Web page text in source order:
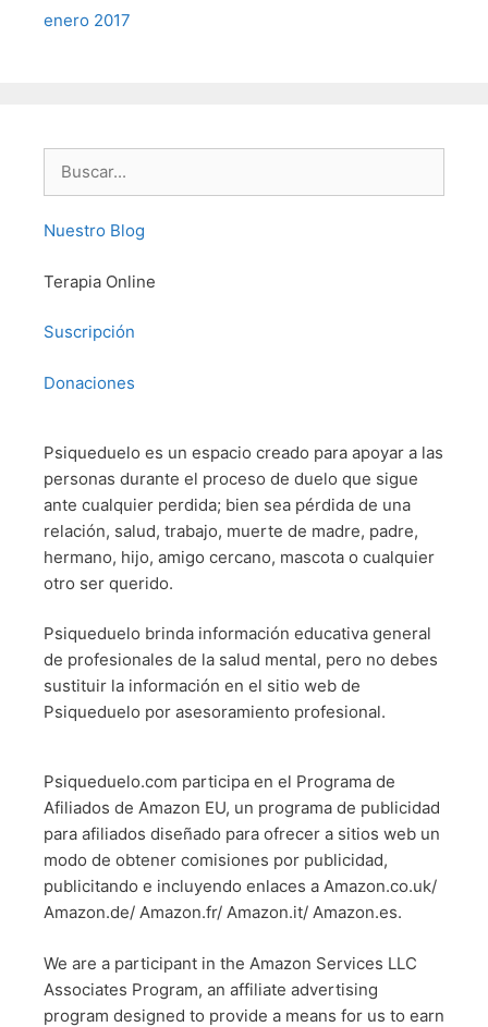
enero 2017
Nuestro Blog
Terapia Online
Suscripción
Donaciones
Psiqueduelo es un espacio creado para apoyar a las
personas durante el proceso de duelo que sigue
ante cualquier perdida; bien sea pérdida de una
relación, salud, trabajo, muerte de madre, padre,
hermano, hijo, amigo cercano, mascota o cualquier
otro ser querido.
Psiqueduelo brinda información educativa general
de profesionales de la salud mental, pero no debes
sustituir la información en el sitio web de
Psiqueduelo por asesoramiento profesional.
Psiqueduelo.com participa en el Programa de
Afiliados de Amazon EU, un programa de publicidad
para afiliados diseñado para ofrecer a sitios web un
modo de obtener comisiones por publicidad,
publicitando e incluyendo enlaces a Amazon.co.uk/
Amazon.de/ Amazon.fr/ Amazon.it/ Amazon.es.
We are a participant in the Amazon Services LLC
Associates Program, an affiliate advertising
program designed to provide a means for us to earn